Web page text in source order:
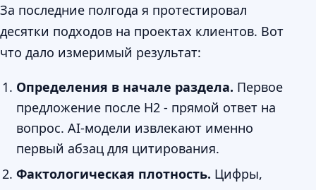
За последние полгода я протестировал
десятки подходов на проектах клиентов. Вот
что дало измеримый результат:
Определения в начале раздела. Первое
предложение после H2 - прямой ответ на
вопрос. AI-модели извлекают именно
первый абзац для цитирования.
Фактологическая плотность. Цифры,